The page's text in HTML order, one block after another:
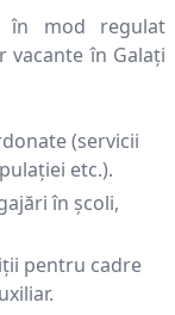
în mod regulat
vacante în Galaţi
(servicii
etc.).
în școli,
pentru cadre